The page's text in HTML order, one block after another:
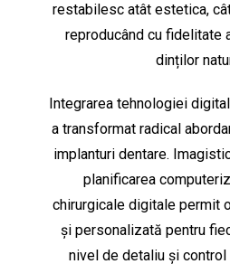
restabilesc atât estetica,
reproducând cu fidelitate
dinților
Integrarea tehnologiei
a transformat radical
implanturi dentare.
planificarea
chirurgicale digitale permit
și personalizată pentru
nivel de detaliu și